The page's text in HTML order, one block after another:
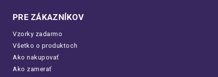
PRE ZÁKAZNÍKOV
Vzorky zadarmo
Všetko o produktoch
Ako nakupovať
Ako zamerať